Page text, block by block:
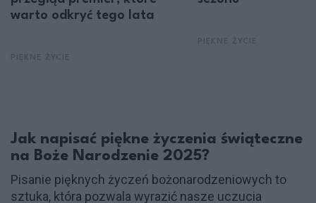
warto odkryć tego lata
Jak napisać piękne życzenia świąteczne
na Boże Narodzenie 2025?
Pisanie pięknych życzeń bożonarodzeniowych to
sztuka, która pozwala wyrazić nasze uczucia